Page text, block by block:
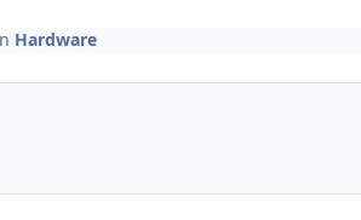
Hardware